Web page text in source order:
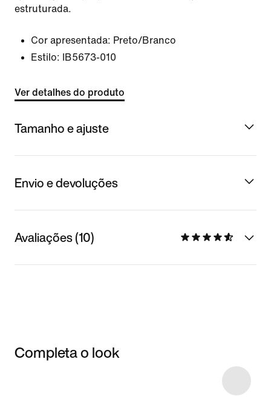
estruturada.
Cor apresentada: Preto/Branco
Estilo:
IB5673-010
Ver detalhes do produto
Tamanho e ajuste
Envio e devoluções
Avaliações (10)
Completa o look